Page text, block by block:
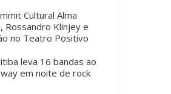
Cultural Alma
Rossandro Klinjey e
no Teatro Positivo
leva 16 bandas ao
em noite de rock